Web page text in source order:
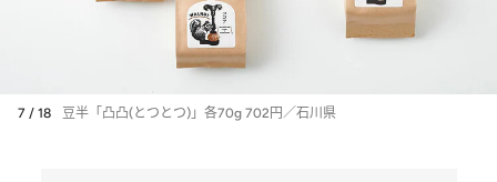
7 / 18 豆半「凸凸(とつとつ)」各70g 702円／石川県